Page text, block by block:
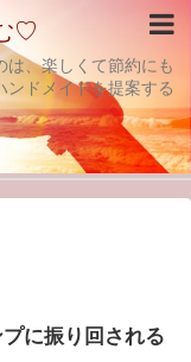
♡
は、楽しくて節約にも
ンドメイドを提案する
に振り回される